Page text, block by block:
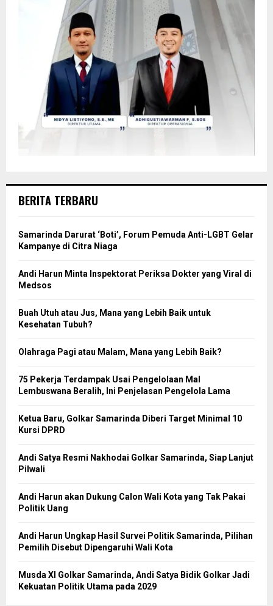
BERITA TERBARU
Samarinda Darurat ‘Boti’, Forum Pemuda Anti-LGBT Gelar
Kampanye di Citra Niaga
Andi Harun Minta Inspektorat Periksa Dokter yang Viral di
Medsos
Buah Utuh atau Jus, Mana yang Lebih Baik untuk
Kesehatan Tubuh?
Olahraga Pagi atau Malam, Mana yang Lebih Baik?
75 Pekerja Terdampak Usai Pengelolaan Mal
Lembuswana Beralih, Ini Penjelasan Pengelola Lama
Ketua Baru, Golkar Samarinda Diberi Target Minimal 10
Kursi DPRD
Andi Satya Resmi Nakhodai Golkar Samarinda, Siap Lanjut
Pilwali
Andi Harun akan Dukung Calon Wali Kota yang Tak Pakai
Politik Uang
Andi Harun Ungkap Hasil Survei Politik Samarinda, Pilihan
Pemilih Disebut Dipengaruhi Wali Kota
Musda XI Golkar Samarinda, Andi Satya Bidik Golkar Jadi
Kekuatan Politik Utama pada 2029